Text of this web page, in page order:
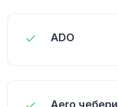
ADO
Aero чебери